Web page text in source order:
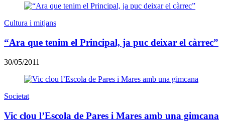
Cultura i mitjans
“Ara que tenim el Principal, ja puc deixar el càrrec”
30/05/2011
Societat
Vic clou l’Escola de Pares i Mares amb una gimcana